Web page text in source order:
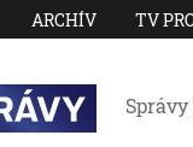
ARCHÍV TV